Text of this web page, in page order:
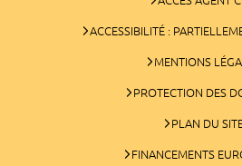
ACCESSIBILITÉ :
MENTIONS
PROTECTION DES
PLAN DU
FINANCEMENTS